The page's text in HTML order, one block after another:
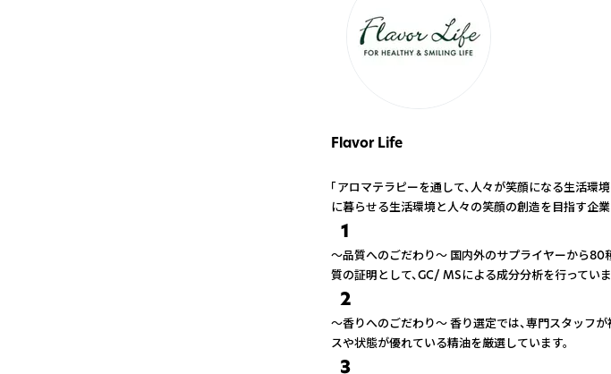
Flavor Life
「アロマテラピーを通して、人々が笑顔になる生活環
に暮らせる生活環境と人々の笑顔の創造を目指す企業
1
～品質へのごだわり～ 国内外のサプライヤーから80
質の証明として、GC/ MSによる成分分析を行っていま
2
～香りへのごだわり～ 香り選定では、専門スタッフ
スや状態が優れている精油を厳選しています。
3